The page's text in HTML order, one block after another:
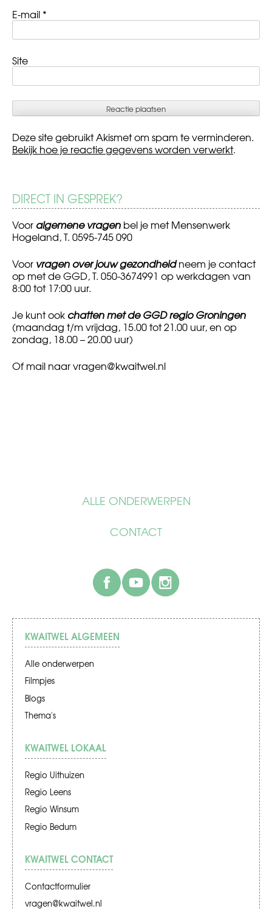
ALLE ONDERWERPEN
CONTACT
facebook
E-mail *
Site
Deze site gebruikt Akismet om spam te verminderen.
Bekijk hoe je reactie gegevens worden verwerkt.
DIRECT IN GESPREK?
Voor algemene vragen bel je met Mensenwerk
Hogeland, T. 0595-745 090
Voor vragen over jouw gezondheidneem je contact
op met de GGD, T. 050-3674991 op werkdagen van
8:00 tot 17:00 uur.
Je kunt ook chatten met de GGD regio Groningen
(maandag t/m vrijdag, 15.00 tot 21.00 uur, en op
zondag, 18.00 – 20.00 uur)
Of mail naarvragen@kwaitwel.nl
KWAITWEL ALGEMEEN
Alle onderwerpen
Filmpjes
Blogs
Thema's
KWAITWEL LOKAAL
Regio Uithuizen
Regio Leens
Regio Winsum
Regio Bedum
KWAITWEL CONTACT
Contactformulier
vragen@kwaitwel.nl